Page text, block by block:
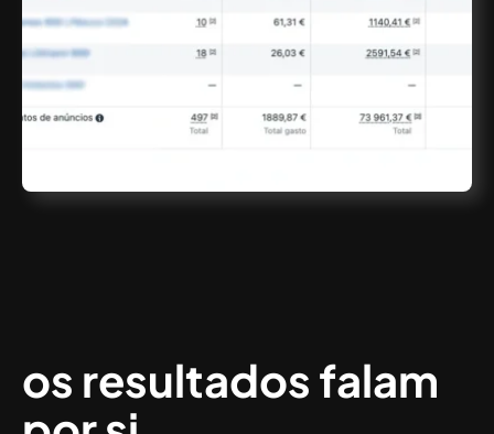
os resultados falam